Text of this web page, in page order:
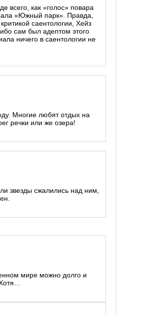
всего, как «голос» повара
«Южный парк». Правда,
саентологии, Хейз
ибо сам был адептом этого
ничего в саентологии не
Многие любят отдых на
речки или же озера!
звезды сжалились над ним,
мире можно долго и